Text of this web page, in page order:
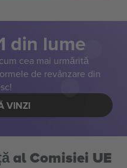
din lume
cea mai urmărită
de revânzare din
VINZI
al Comisiei UE